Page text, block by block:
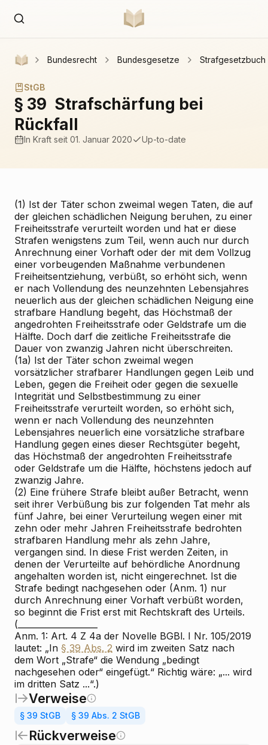
Bundesrecht Bundesgesetze Strafgesetzbuch
StGB
§ 39 Strafschärfung bei
Rückfall
In Kraft seit 01. Januar 2020 Up-to-date
(1) Ist der Täter schon zweimal wegen Taten, die auf
der gleichen schädlichen Neigung beruhen, zu einer
Freiheitsstrafe verurteilt worden und hat er diese
Strafen wenigstens zum Teil, wenn auch nur durch
Anrechnung einer Vorhaft oder der mit dem Vollzug
einer vorbeugenden Maßnahme verbundenen
Freiheitsentziehung, verbüßt, so erhöht sich, wenn
er nach Vollendung des neunzehnten Lebensjahres
neuerlich aus der gleichen schädlichen Neigung eine
strafbare Handlung begeht, das Höchstmaß der
angedrohten Freiheitsstrafe oder Geldstrafe um die
Hälfte. Doch darf die zeitliche Freiheitsstrafe die
Dauer von zwanzig Jahren nicht überschreiten.
(1a) Ist der Täter schon zweimal wegen
vorsätzlicher strafbarer Handlungen gegen Leib und
Leben, gegen die Freiheit oder gegen die sexuelle
Integrität und Selbstbestimmung zu einer
Freiheitsstrafe verurteilt worden, so erhöht sich,
wenn er nach Vollendung des neunzehnten
Lebensjahres neuerlich eine vorsätzliche strafbare
Handlung gegen eines dieser Rechtsgüter begeht,
das Höchstmaß der angedrohten Freiheitsstrafe
oder Geldstrafe um die Hälfte, höchstens jedoch auf
zwanzig Jahre.
(2) Eine frühere Strafe bleibt außer Betracht, wenn
seit ihrer Verbüßung bis zur folgenden Tat mehr als
fünf Jahre, bei einer Verurteilung wegen einer mit
zehn oder mehr Jahren Freiheitsstrafe bedrohten
strafbaren Handlung mehr als zehn Jahre,
vergangen sind. In diese Frist werden Zeiten, in
denen der Verurteilte auf behördliche Anordnung
angehalten worden ist, nicht eingerechnet. Ist die
Strafe bedingt nachgesehen oder (Anm. 1) nur
durch Anrechnung einer Vorhaft verbüßt worden,
so beginnt die Frist erst mit Rechtskraft des Urteils.
(___________________
Anm. 1: Art. 4 Z 4a der Novelle BGBl. I Nr. 105/2019
lautet: „In § 39 Abs. 2 wird im zweiten Satz nach
dem Wort „Strafe“ die Wendung „bedingt
nachgesehen oder“ eingefügt.“ Richtig wäre: „... wird
im dritten Satz ...“.)
Verweise
§ 39 StGB § 39 Abs. 2 StGB
Rückverweise